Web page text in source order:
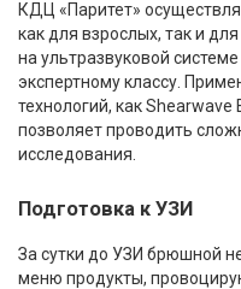
КДЦ «Паритет»
как для взрослых, так и
на ультразвуковой
экспертному классу.
технологий, как Shearwave
позволяет проводить
исследования.
Подготовка к УЗИ
За сутки до УЗИ брюшной
меню продукты,